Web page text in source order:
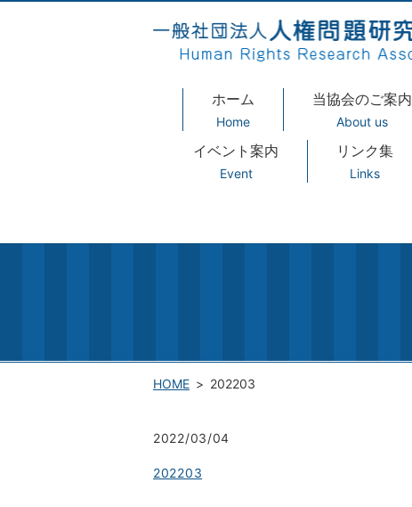
ホーム
Home
当協会のご案内
About us
イベント案内
Event
リンク集
Links
HOME 202203
2022/03/04
202203